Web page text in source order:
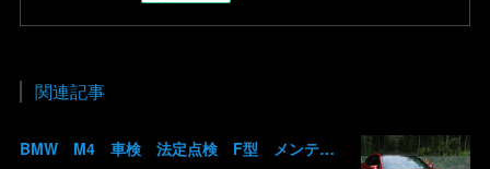
関連記事
BMW M4 車検 法定点検 F型 メンテナンス ロアアーム 交換 群馬 高崎